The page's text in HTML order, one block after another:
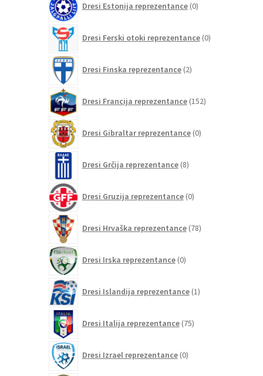
Dresi Estonija reprezentance 0izdelkov
Dresi Ferski otoki reprezentance 0izdelkov
Dresi Finska reprezentance 2izdelka
Dresi Francija reprezentance 152izdelkov
Dresi Gibraltar reprezentance 0izdelkov
Dresi Grčija reprezentance 8izdelkov
Dresi Gruzija reprezentance 0izdelkov
Dresi Hrvaška reprezentance 78izdelkov
Dresi Irska reprezentance 0izdelkov
Dresi Islandija reprezentance 1izdelek
Dresi Italija reprezentance 75izdelkov
Dresi Izrael reprezentance 0izdelkov